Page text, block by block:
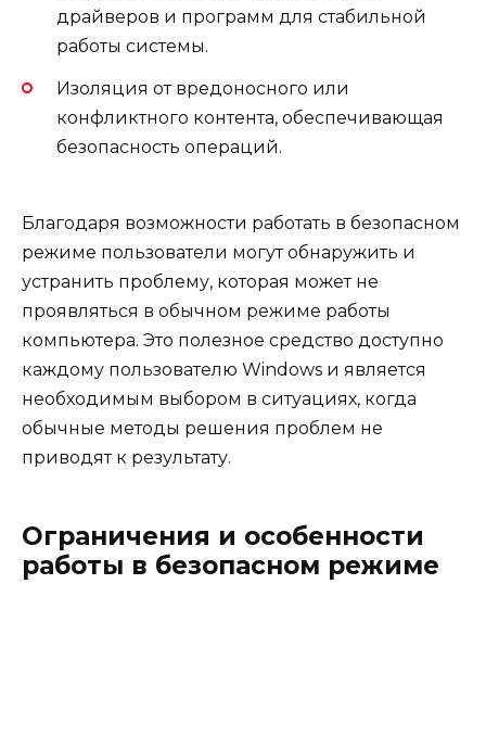
драйверов и программ для стабильной
работы системы.
Изоляция от вредоносного или
конфликтного контента, обеспечивающая
безопасность операций.
Благодаря возможности работать в безопасном
режиме пользователи могут обнаружить и
устранить проблему, которая может не
проявляться в обычном режиме работы
компьютера. Это полезное средство доступно
каждому пользователю Windows и является
необходимым выбором в ситуациях, когда
обычные методы решения проблем не
приводят к результату.
Ограничения и особенности
работы в безопасном режиме